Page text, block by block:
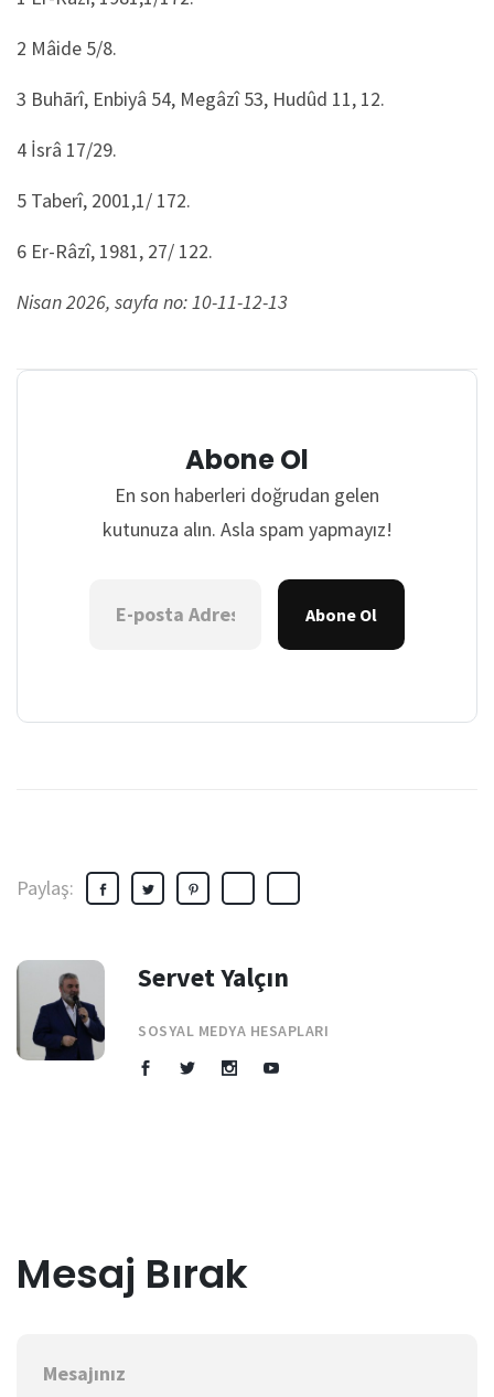
2 Mâide 5/8.
3 Buhārî, Enbiyâ 54, Megâzî 53, Hudûd 11, 12.
4 İsrâ 17/29.
5 Taberî, 2001,1/ 172.
6 Er-Râzî, 1981, 27/ 122.
Nisan 2026, sayfa no: 10-11-12-13
Abone Ol
En son haberleri doğrudan gelen
kutunuza alın. Asla spam yapmayız!
Abone Ol
Paylaş:
Servet Yalçın
SOSYAL MEDYA HESAPLARI
Mesaj Bırak